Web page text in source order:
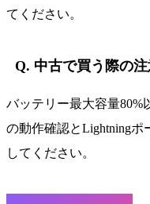
てください。
Q. 中古で買う際の注
バッテリー最大容量80%
の動作確認とLightningポ
してください。